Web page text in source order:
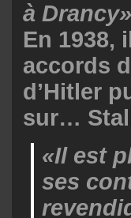
à Drancy»
En 1938,
accords
d’Hitler
sur…
«Il est
ses